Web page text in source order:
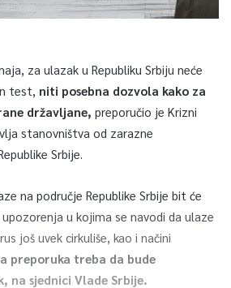
za ulazak u Republiku Srbiju neće
test, niti posebna dozvola kako za
državljane, preporučio je Krizni
stanovništva od zarazne
Srbije.
na područje Republike Srbije bit će
u kojima se navodi da ulaze
još uvek cirkuliše, kao i načini
preporuka treba da bude
na sjednici Vlade Srbije.